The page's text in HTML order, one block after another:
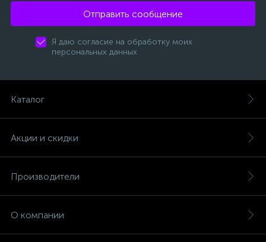
Отправить сообщение
Я даю согласие на обработку моих
персональных данных
Каталог
Акции и скидки
Производители
О компании